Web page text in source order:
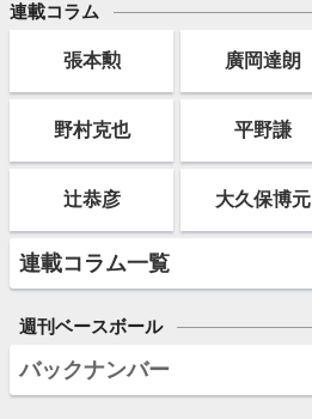
連載コラム
張本勲 廣岡達朗
野村克也 平野謙
辻恭彦 大久保博元
連載コラム一覧
週刊ベースボール
バックナンバー